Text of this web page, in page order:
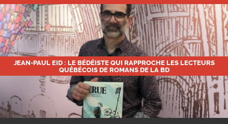
JEAN-PAUL EID : LE BÉDÉISTE QUI RAPPROCHE LES LECTEURS
QUÉBÉCOIS DE ROMANS DE LA BD